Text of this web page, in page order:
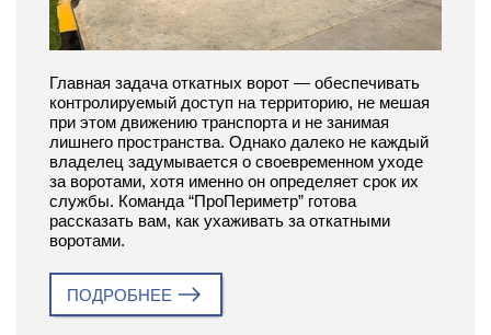
Главная задача откатных ворот — обеспечивать
контролируемый доступ на территорию, не мешая
при этом движению транспорта и не занимая
лишнего пространства. Однако далеко не каждый
владелец задумывается о своевременном уходе
за воротами, хотя именно он определяет срок их
службы. Команда “ПроПериметр” готова
рассказать вам, как ухаживать за откатными
воротами.
ПОДРОБНЕЕ